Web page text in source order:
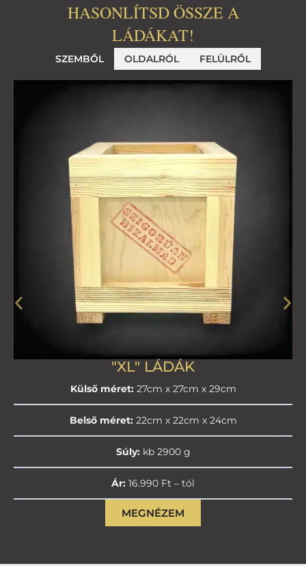
HASONLÍTSD ÖSSZE A
LÁDÁKAT!
SZEMBŐL OLDALRÓL FELÜLRŐL
"XL" LÁDÁK
Külső méret:27cm x 27cm x 29cm
Belső méret:22cm x 22cm x 24cm
Súly:kb 2900 g
Ár: 16.990 Ft – tól
MEGNÉZEM